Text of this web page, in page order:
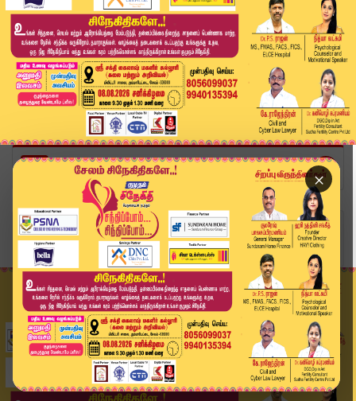
×
Home
உலகம்
லெபனான் மீது இஸ்ரேல் தாக்குதல்... மத்திய கிழக்...